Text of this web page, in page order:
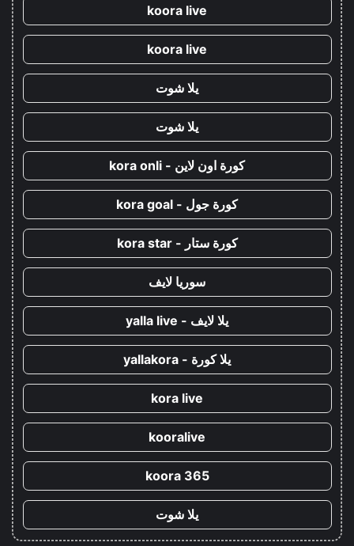
koora live
koora live
يلا شوت
يلا شوت
كورة اون لاين - kora onli
كورة جول - kora goal
كورة ستار - kora star
سوريا لايف
يلا لايف - yalla live
يلا كورة - yallakora
kora live
kooralive
koora 365
يلا شوت